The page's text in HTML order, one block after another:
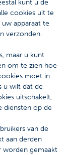
kunt u de
cookies uit te
apparaat te
verzonden.
maar u kunt
om te zien hoe
moet in
u wilt dat de
uitschakelt,
diensten op de
van de
aan derden
worden gemaakt